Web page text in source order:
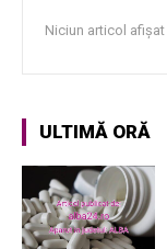
Niciun articol afișat
ULTIMĂ ORĂ